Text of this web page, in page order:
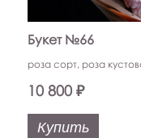
Букет №66
роза сорт, роза
10 800 ₽
Купить